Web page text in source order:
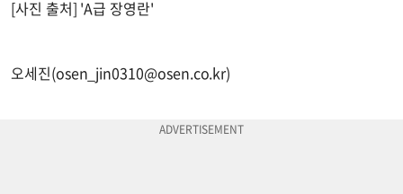
[사진 출처] 'A급 장영란'
오세진(osen_jin0310@osen.co.kr)